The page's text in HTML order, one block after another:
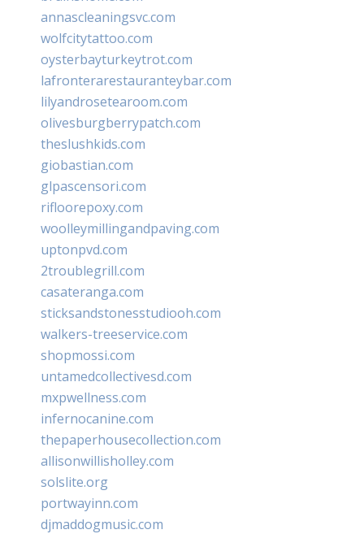
annascleaningsvc.com
wolfcitytattoo.com
oysterbayturkeytrot.com
lafronterarestauranteybar.com
lilyandrosetearoom.com
olivesburgberrypatch.com
theslushkids.com
giobastian.com
glpascensori.com
rifloorepoxy.com
woolleymillingandpaving.com
uptonpvd.com
2troublegrill.com
casateranga.com
sticksandstonesstudiooh.com
walkers-treeservice.com
shopmossi.com
untamedcollectivesd.com
mxpwellness.com
infernocanine.com
thepaperhousecollection.com
allisonwillisholley.com
solslite.org
portwayinn.com
djmaddogmusic.com